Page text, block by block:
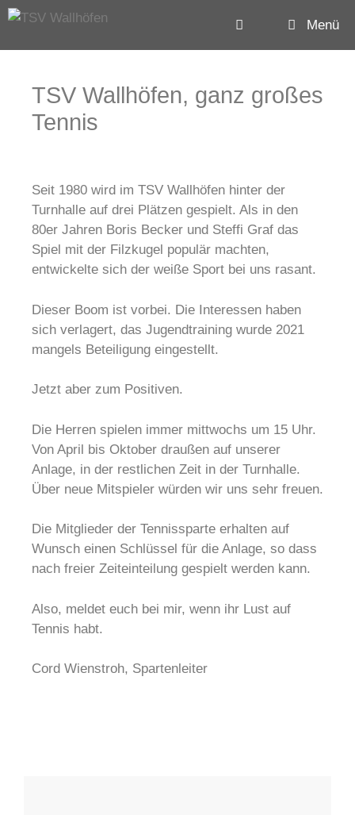
Menü
TSV Wallhöfen, ganz großes
Tennis
Seit 1980 wird im TSV Wallhöfen hinter der
Turnhalle auf drei Plätzen gespielt. Als in den
80er Jahren Boris Becker und Steffi Graf das
Spiel mit der Filzkugel populär machten,
entwickelte sich der weiße Sport bei uns rasant.
Dieser Boom ist vorbei. Die Interessen haben
sich verlagert, das Jugendtraining wurde 2021
mangels Beteiligung eingestellt.
Jetzt aber zum Positiven.
Die Herren spielen immer mittwochs um 15 Uhr.
Von April bis Oktober draußen auf unserer
Anlage, in der restlichen Zeit in der Turnhalle.
Über neue Mitspieler würden wir uns sehr freuen.
Die Mitglieder der Tennissparte erhalten auf
Wunsch einen Schlüssel für die Anlage, so dass
nach freier Zeiteinteilung gespielt werden kann.
Also, meldet euch bei mir, wenn ihr Lust auf
Tennis habt.
Cord Wienstroh, Spartenleiter